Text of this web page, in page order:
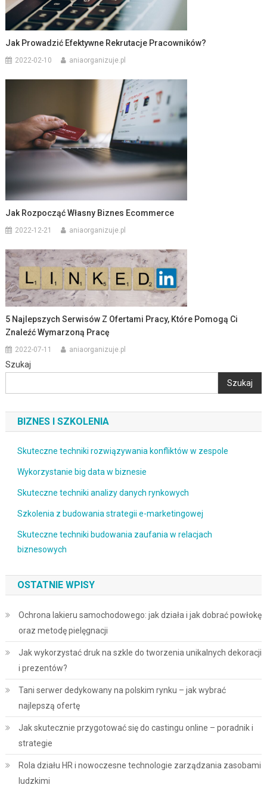
Jak Prowadzić Efektywne Rekrutacje Pracowników?
2022-02-10 aniaorganizuje.pl
Jak Rozpocząć Własny Biznes Ecommerce
2022-12-21 aniaorganizuje.pl
5 Najlepszych Serwisów Z Ofertami Pracy, Które Pomogą Ci
Znaleźć Wymarzoną Pracę
2022-07-11 aniaorganizuje.pl
Szukaj
Szukaj
BIZNES I SZKOLENIA
Skuteczne techniki rozwiązywania konfliktów w zespole
Wykorzystanie big data w biznesie
Skuteczne techniki analizy danych rynkowych
Szkolenia z budowania strategii e-marketingowej
Skuteczne techniki budowania zaufania w relacjach
biznesowych
OSTATNIE WPISY
Ochrona lakieru samochodowego: jak działa i jak dobrać powłokę
oraz metodę pielęgnacji
Jak wykorzystać druk na szkle do tworzenia unikalnych dekoracji
i prezentów?
Tani serwer dedykowany na polskim rynku – jak wybrać
najlepszą ofertę
Jak skutecznie przygotować się do castingu online – poradnik i
strategie
Rola działu HR i nowoczesne technologie zarządzania zasobami
ludzkimi